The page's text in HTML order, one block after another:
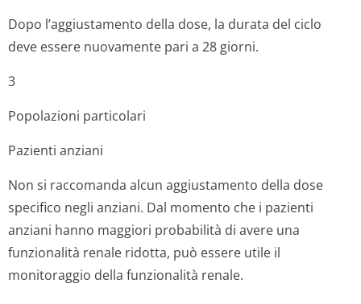
Dopo l’aggiustamento della dose, la durata del ciclo
deve essere nuovamente pari a 28 giorni.
3
Popolazioni particolari
Pazienti anziani
Non si raccomanda alcun aggiustamento della dose
specifico negli anziani. Dal momento che i pazienti
anziani hanno maggiori probabilità di avere una
funzionalità renale ridotta, può essere utile il
monitoraggio della funzionalità renale.